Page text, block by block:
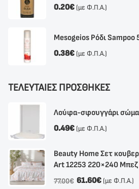
0.20€ (με Φ.Π.Α.)
Mesogeios Ρόδι Sampoo
0.38€ (με Φ.Π.Α.)
ΤΕΛΕΥΤΑΙΕΣ ΠΡΟΣΘΗΚΕΣ
Λούφα-σφουγγάρι
0.49€ (με Φ.Π.Α.)
Beauty Home Σετ
Αrt 12253 220×240 Μπεζ
77.00€ 61.60€ (με Φ.Π.Α.)